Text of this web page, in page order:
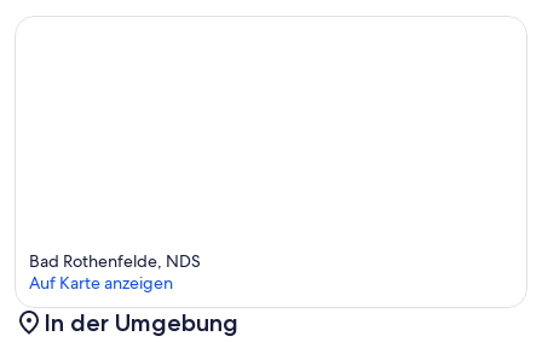
Bad Rothenfelde, NDS
Auf Karte anzeigen
In der Umgebung